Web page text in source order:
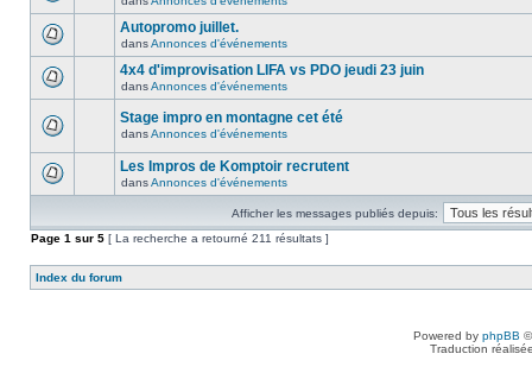
Autopromo juillet.
dansAnnonces d'événements
4x4 d'improvisation LIFA vs PDO jeudi 23 juin
dansAnnonces d'événements
Stage impro en montagne cet été
dansAnnonces d'événements
Les Impros de Komptoir recrutent
dansAnnonces d'événements
Afficher les messages publiés depuis:
Page 1 sur 5 [ La recherche a retourné 211 résultats ]
Index du forum
Powered by phpBB
Traduction